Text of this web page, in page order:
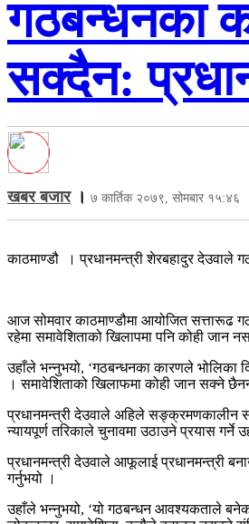
गठबन्धनका
सक्दैन:
खबर बजार। ७ कार्तिक २०७९, सोमबार १५:४६
काठमाण्डौ । प्रधानमन्त्री शेरबहादुर देउवाले
आज सोमवार काठमाण्डौमा आयोजित सत्तारूढ
रहेमा समावेशिताको खिलापमा पनि कोही जान
उहाँले भन्नुभयो, ‘गठबन्धनका कारणले भोलिका
। समावेशिताको खिलाफमा कोही जान सक्ने
प्रधानमन्त्री देउवाले अहिले सङ्क्रमणकालीन
न्यायपूर्ण तरिकाले चुनावमा उठाउने प्रयास गर्ने
प्रधानमन्त्री देउवाले आफूलाई प्रधानमन्त्री
गर्नुभयो ।
उहाँले भन्नुभयो, ‘यो गठबन्धन आवश्यकताले